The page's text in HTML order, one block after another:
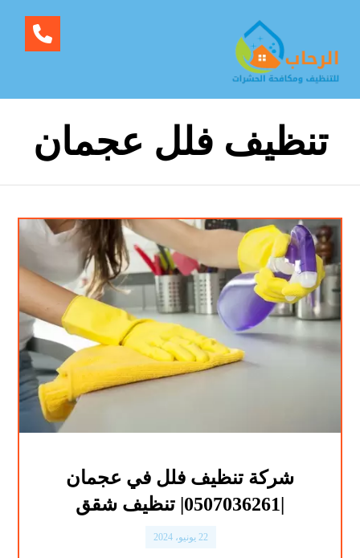
تنظيف فلل عجمان
شركة تنظيف فلل في عجمان
22 يونيو، 2024